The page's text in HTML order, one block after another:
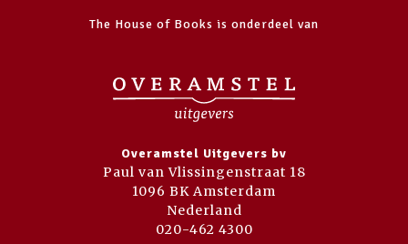
The House of Books is onderdeel van
Overamstel Uitgevers bv
Paul van Vlissingenstraat 18
1096 BK Amsterdam
Nederland
020-462 4300